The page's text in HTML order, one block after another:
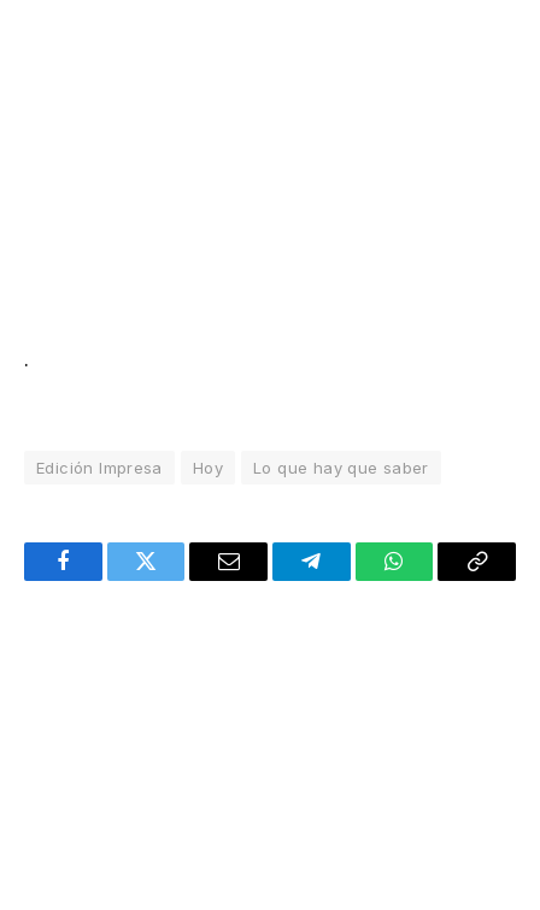
.
Edición Impresa Hoy Lo que hay que saber
FacebookTwitter Email TelegramWhatsAppCopy